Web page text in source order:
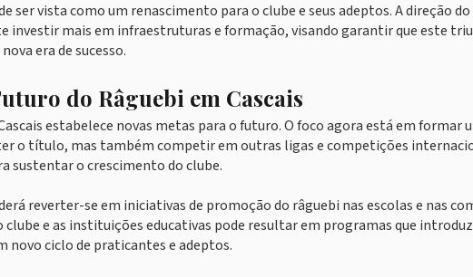
ser vista como um renascimento para o clube e seus adeptos. A direção
investir mais em infraestruturas e formação, visando garantir que este
era de sucesso.
do Râguebi em Cascais
estabelece novas metas para o futuro. O foco agora está em formar
o título, mas também competir em outras ligas e competições
sustentar o crescimento do clube.
reverter-se em iniciativas de promoção do râguebi nas escolas e nas
e as instituições educativas pode resultar em programas que
novo ciclo de praticantes e adeptos.